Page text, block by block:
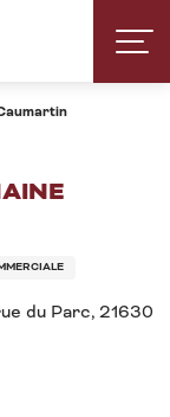
du Parc, 21630